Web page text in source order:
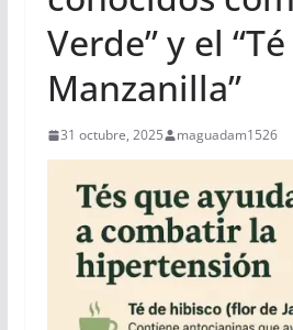
Verde” y el
Manzanilla”
31 octubre, 2025 maguadam1526